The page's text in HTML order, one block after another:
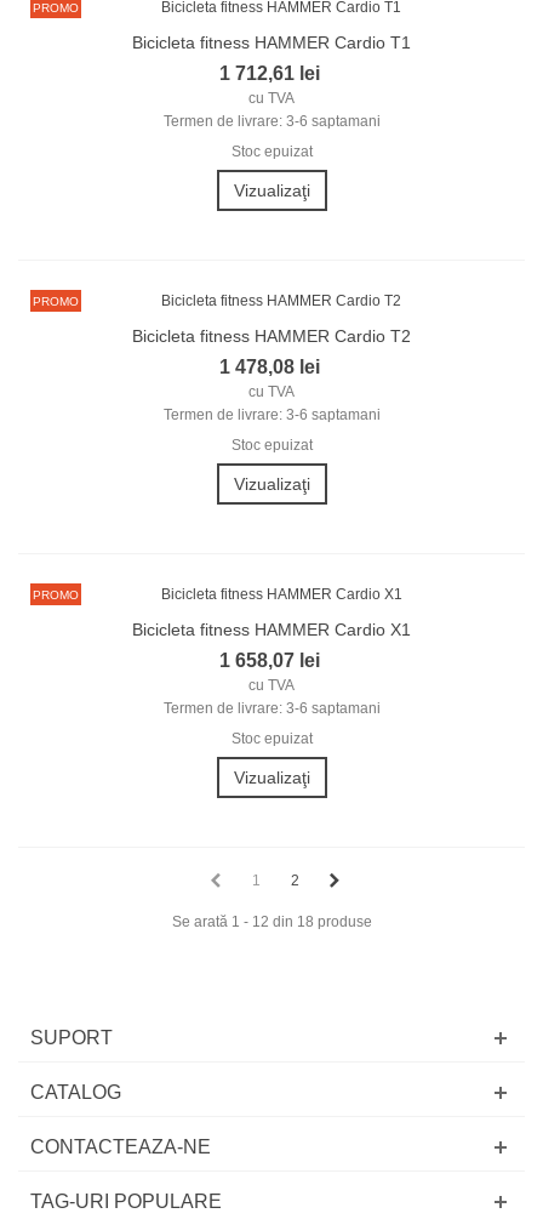
PROMO
Bicicleta fitness HAMMER Cardio T1
1 712,61 lei
cu TVA
Termen de livrare: 3-6 saptamani
Stoc epuizat
Vizualizaţi
PROMO
Bicicleta fitness HAMMER Cardio T2
1 478,08 lei
cu TVA
Termen de livrare: 3-6 saptamani
Stoc epuizat
Vizualizaţi
PROMO
Bicicleta fitness HAMMER Cardio X1
1 658,07 lei
cu TVA
Termen de livrare: 3-6 saptamani
Stoc epuizat
Vizualizaţi
1 2
Se arată 1 - 12 din 18 produse
SUPORT
CATALOG
CONTACTEAZA-NE
TAG-URI POPULARE